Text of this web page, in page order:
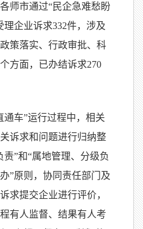
师市通过“民企急难愁盼
理企业诉求332件，涉及
策落实、行政审批、科
方面，已办结诉求270
通车”运行过程中，相关
诉求和问题进行归纳整
”和“属地管理、分级负
”原则，协同责任部门及
求提交企业进行评价，
有人监督、结果有人考